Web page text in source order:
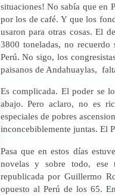
situaciones! No sabía que en
por los de café. Y que los
usaron para otras cosas. El
3800 toneladas, no recuerdo
Perú. No sigo, los
paisanos de Andahuaylas,
Es complicada. El poder se
abajo. Pero aclaro, no es
especiales de pobres
inconcebiblemente juntas. El
Pasa que en estos días
novelas y sobre todo, ese
republicada por Guillermo
opuesto al Perú de los 65.